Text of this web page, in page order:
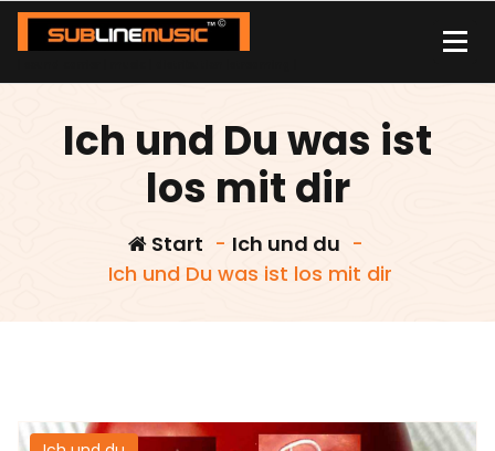
Zum
Inhalt
Ich und Du was ist
los mit dir
Start - Ich und du -
Ich und Du was ist los mit dir